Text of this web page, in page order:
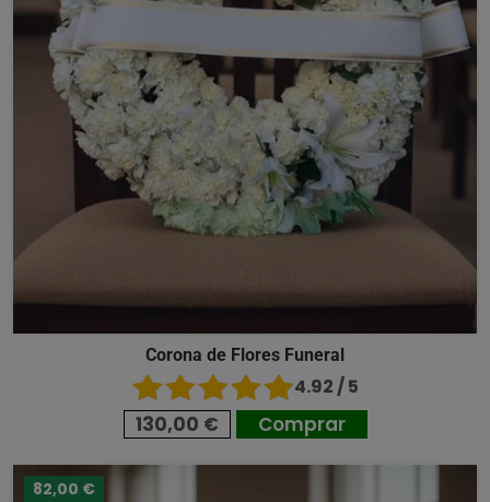
Corona de Flores Funeral
4.92 / 5
130,00 € Comprar
82,00 €